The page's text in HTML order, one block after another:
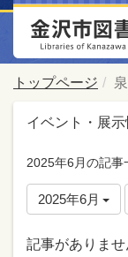
トップページ
イベント・展示
2025年6月の記事
2025年6月
記事がありませ